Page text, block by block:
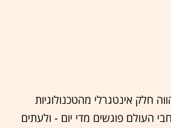
חלק אינטגרלי מהטכנולוגיות
העולם פוגשים מדי יום - ולעתים